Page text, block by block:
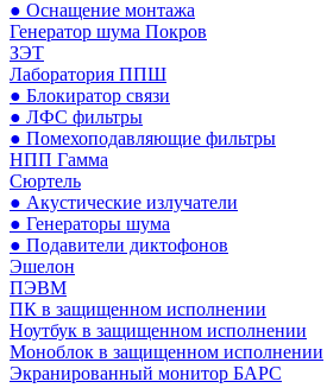
● Оснащение монтажа
Генератор шума Покров
ЗЭТ
Лаборатория ППШ
● Блокиратор связи
● ЛФС фильтры
● Помехоподавляющие фильтры
НПП Гамма
Сюртель
● Акустические излучатели
● Генераторы шума
● Подавители диктофонов
Эшелон
ПЭВМ
ПК в защищенном исполнении
Ноутбук в защищенном исполнении
Моноблок в защищенном исполнении
Экранированный монитор БАРС